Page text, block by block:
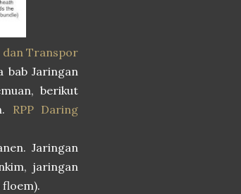
dan Transpor
bab Jaringan
berikut
RPP Daring
Jaringan
jaringan